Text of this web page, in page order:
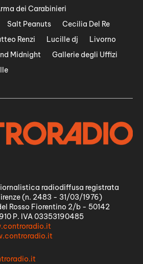
dei Carabinieri
Salt Peanuts
Cecilia Del Re
Renzi Lucille dj
Livorno
Midnight
Gallerie degli Uffizi
radiodiffusa registrata
(n. 2483 - 31/03/1976)
Rosso Fiorentino 2/b - 50142
P. IVA 03353190485